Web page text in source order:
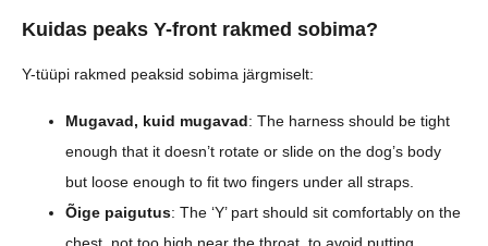
Kuidas peaks Y-front rakmed sobima?
Y-tüüpi rakmed peaksid sobima järgmiselt:
Mugavad, kuid mugavad: The harness should be tight
enough that it doesn’t rotate or slide on the dog’s body
but loose enough to fit two fingers under all straps.
Õige paigutus: The ‘Y’ part should sit comfortably on the
chest, not too high near the throat, to avoid putting